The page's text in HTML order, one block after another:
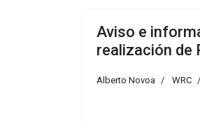
Aviso e
realización de
Alberto Novoa WRC